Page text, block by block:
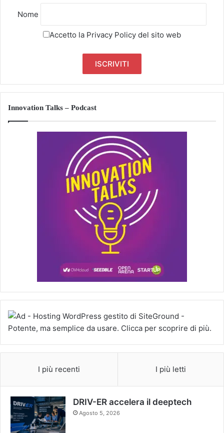
Nome
Accetto la Privacy Policy del sito web
Innovation Talks – Podcast
I più recenti I più letti
DRIV-ER accelera il deeptech
Agosto 5, 2026